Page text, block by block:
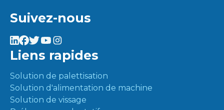
Suivez-nous
Liens rapides
Solution de palettisation
Solution d'alimentation de machine
Solution de vissage